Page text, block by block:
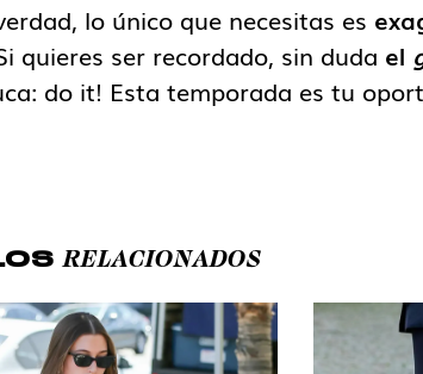
lo único que necesitas es
quieres ser recordado, sin duda el
do it! Esta temporada es tu
RELACIONADOS